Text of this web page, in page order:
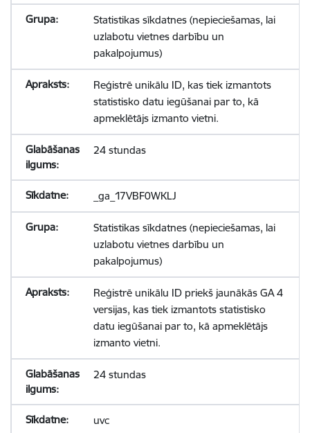
Statistikas sīkdatnes (nepieciešamas, lai
uzlabotu vietnes darbību un
pakalpojumus)
Reģistrē unikālu ID, kas tiek izmantots
statistisko datu iegūšanai par to, kā
apmeklētājs izmanto vietni.
24 stundas
_ga_17VBF0WKLJ
Statistikas sīkdatnes (nepieciešamas, lai
uzlabotu vietnes darbību un
pakalpojumus)
Reģistrē unikālu ID priekš jaunākās GA 4
versijas, kas tiek izmantots statistisko
datu iegūšanai par to, kā apmeklētājs
izmanto vietni.
24 stundas
uvc